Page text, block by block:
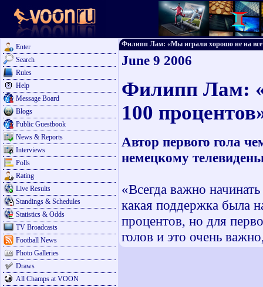
Enter
Search
Rules
Help
Message Board
Blogs
Public Guestbook
News & Reports
Interviews
Polls
Rating
Live Results
Standings & Schedules
Statistics & Odds
TV Broadcasts
Football News
Photo Galleries
Draws
All Champs at VOON
Филипп Лам: «Мы играли хорошо не на все
June 9 2006
Филипп Лам:
100
Автор первого гола
немецкому
«Всегда важно
какая поддержка была
процентов, но для
голов и это очень